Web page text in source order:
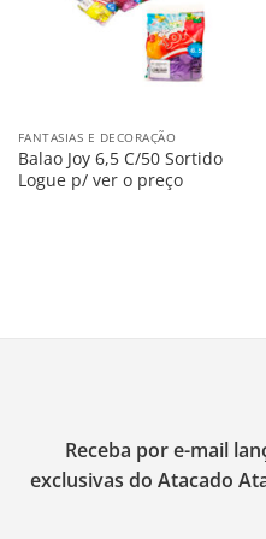
FANTASIAS E DECORAÇÃO
Balao Joy 6,5 C/50 Sortido
Logue p/ ver o preço
Receba por e-mail
exclusivas do Atacado